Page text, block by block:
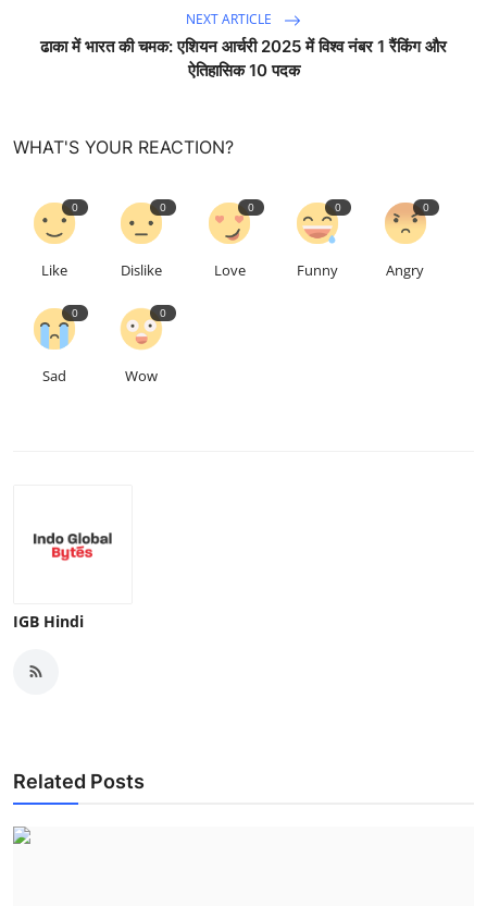
NEXT ARTICLE
ढाका में भारत की चमक: एशियन आर्चरी 2025 में विश्व नंबर 1 रैंकिंग और
ऐतिहासिक 10 पदक
WHAT'S YOUR REACTION?
0
Like
0
Dislike
0
Love
0
Funny
0
Angry
0
Sad
0
Wow
IGB Hindi
Related Posts